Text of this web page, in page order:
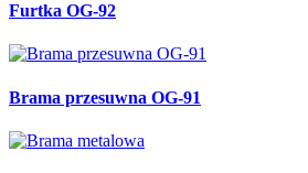
Furtka OG-92
Brama przesuwna OG-91